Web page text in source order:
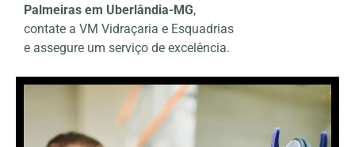
Palmeiras em Uberlândia-MG,
contate a VM Vidraçaria e Esquadrias
e assegure um serviço de excelência.